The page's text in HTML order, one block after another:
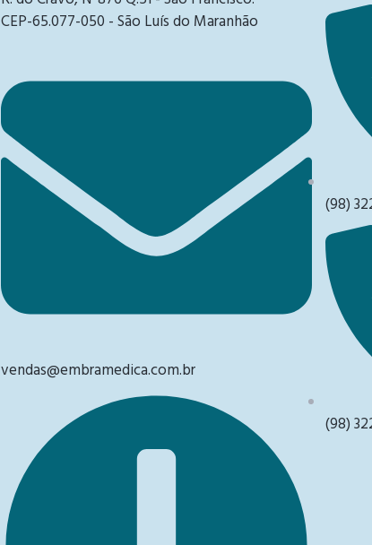
CEP-65.077-050 - São Luís do Maranhão
vendas@embramedica.com.br
(98)
(98)